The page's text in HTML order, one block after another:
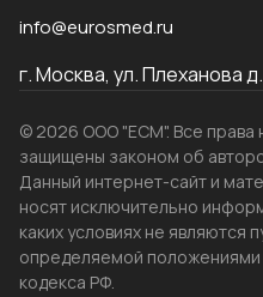
info@eurosmed.ru
г. Москва, ул. Плеханова
© 2026 ООО "ЕСМ". Все права
защищены законом об
Данный интернет-сайт и
носят исключительно
каких условиях не являются
определяемой положениями
кодекса РФ.